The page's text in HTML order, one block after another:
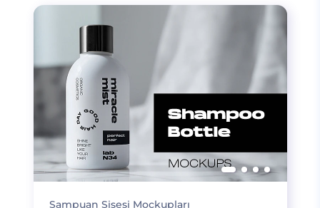
Şampuan Şişesi Mockupları